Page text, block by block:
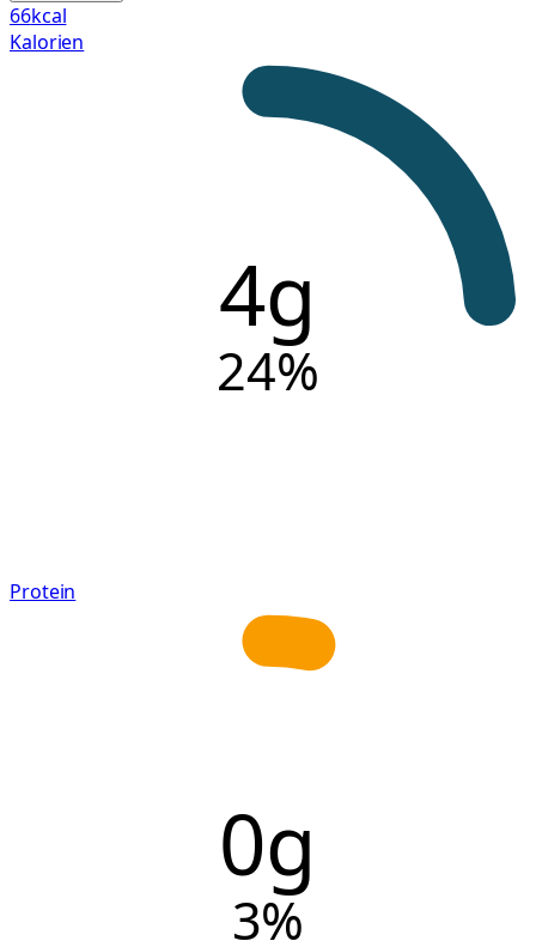
66kcal
Kalorien
4g
24%
Protein
0g
3%